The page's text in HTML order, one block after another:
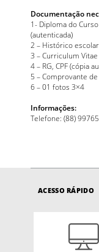
Documentação
1- Diploma do
(autenticada)
2 – Histórico escolar
3 – Curriculum
4 – RG, CPF (cópia
5 – Comprovante
6 – 01 fotos 3×4
Informações:
Telefone: (88)
ACESSO RÁPIDO